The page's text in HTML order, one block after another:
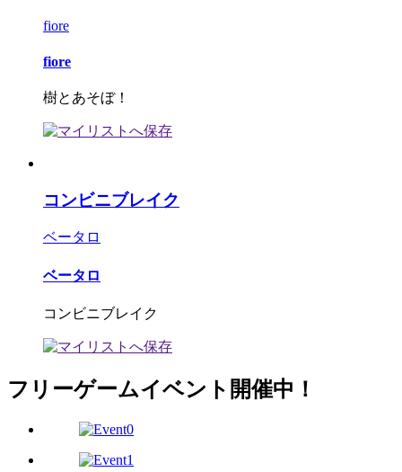
fiore
fiore
樹とあそぼ！
コンビニブレイク
ベータロ
ベータロ
コンビニブレイク
フリーゲームイベント開催中！